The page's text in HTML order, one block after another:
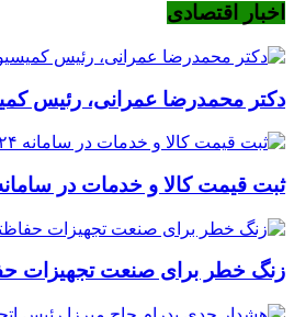
اخبار اقتصادی
دکتر محمدرضا عمرانی، رئیس
ثبت قیمت کالا و خدمات در سامانه ۱۲۴ الزامی است؛ عدم ثبت، پس از ۱۵ روز تخلف محسوب
زنگ خطر برای صنعت تجهیزات